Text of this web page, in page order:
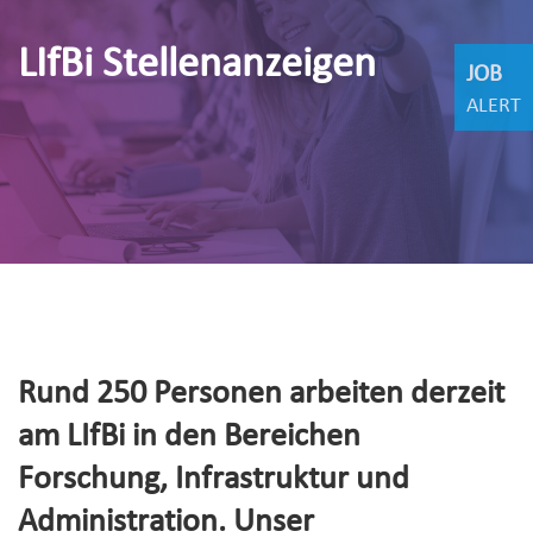
LIfBi Stellenanzeigen
Rund 250 Personen arbeiten derzeit
am LIfBi in den Bereichen
Forschung, Infrastruktur und
Administration. Unser
JOB
ALERT